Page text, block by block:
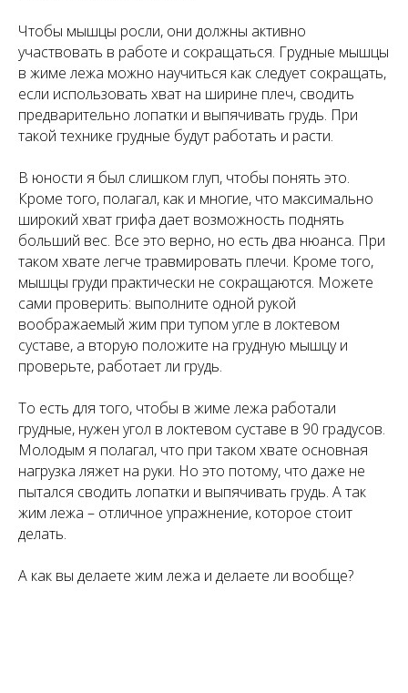
Чтобы мышцы росли, они должны активно
участвовать в работе и сокращаться. Грудные мышцы
в жиме лежа можно научиться как следует сокращать,
если использовать хват на ширине плеч, сводить
предварительно лопатки и выпячивать грудь. При
такой технике грудные будут работать и расти.
В юности я был слишком глуп, чтобы понять это.
Кроме того, полагал, как и многие, что максимально
широкий хват грифа дает возможность поднять
больший вес. Все это верно, но есть два нюанса. При
таком хвате легче травмировать плечи. Кроме того,
мышцы груди практически не сокращаются. Можете
сами проверить: выполните одной рукой
воображаемый жим при тупом угле в локтевом
суставе, а вторую положите на грудную мышцу и
проверьте, работает ли грудь.
То есть для того, чтобы в жиме лежа работали
грудные, нужен угол в локтевом суставе в 90 градусов.
Молодым я полагал, что при таком хвате основная
нагрузка ляжет на руки. Но это потому, что даже не
пытался сводить лопатки и выпячивать грудь. А так
жим лежа – отличное упражнение, которое стоит
делать.
А как вы делаете жим лежа и делаете ли вообще?